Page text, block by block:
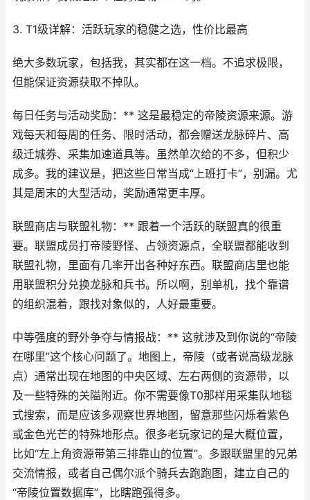
3. T1级详解：活跃玩家的稳健之选，性价比最高
绝大多数玩家，包括我，其实都在这一档。不追求极限，
但能保证资源获取不掉队。
每日任务与活动奖励：** 这是最稳定的帝陵资源来源。游
戏每天和每周的任务、限时活动，都会赠送龙脉碎片、高
级迁城券、采集加速道具等。虽然单次给的不多，但积少
成多。我的建议是，把这些日常当成“上班打卡”，别漏。尤
其是周末的大型活动，奖励通常更丰厚。
联盟商店与联盟礼物：** 跟着一个活跃的联盟真的很重
要。联盟成员打帝陵野怪、占领资源点，全联盟都能收到
联盟礼物，里面有几率开出各种好东西。联盟商店里也能
用联盟积分兑换龙脉和兵书。所以啊，别单机，找个靠谱
的组织混着，跟找对象似的，人好最重要。
中等强度的野外争夺与情报战：** 这就涉及到你说的“帝陵
在哪里”这个核心问题了。地图上，帝陵（或者说高级龙脉
点）通常出现在地图的中央区域、左右两侧的资源带，以
及一些特殊的关隘附近。你不需要像T0那样用采集队地毯
式搜索，而是应该多观察世界地图，留意那些闪烁着紫色
或金色光芒的特殊地形点。很多老玩家记的是大概位置，
比如“左上角资源带第三排靠山的位置”。多跟联盟里的兄弟
交流情报，或者自己偶尔派个骑兵去跑跑图，建立自己的
“帝陵位置数据库”，比瞎跑强得多。